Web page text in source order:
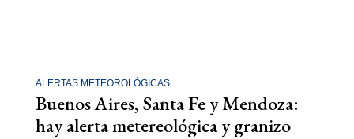
ALERTAS METEOROLÓGICAS
Buenos Aires, Santa Fe y Mendoza:
hay alerta metereológica y granizo